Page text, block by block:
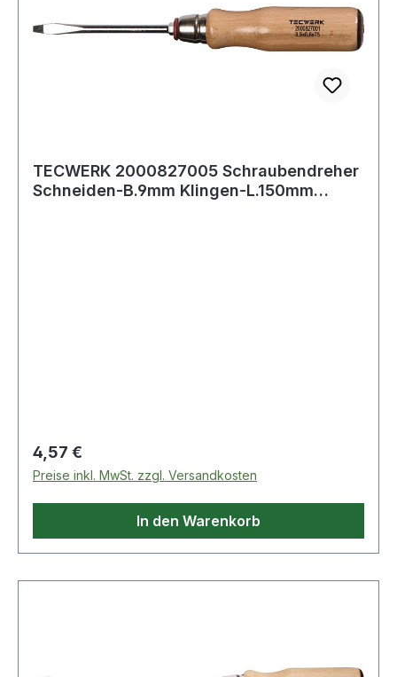
TECWERK 2000827005 Schraubendreher
Schneiden-B.9mm Klingen-L.150mm
Regulärer Preis:
4,57 €
Preise inkl. MwSt. zzgl. Versandkosten
In den Warenkorb